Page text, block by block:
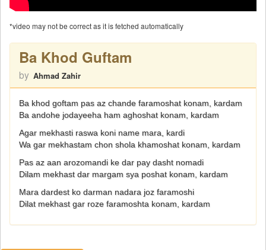
*video may not be correct as it is fetched automatically
Ba Khod Guftam
by Ahmad Zahir
Ba khod goftam pas az chande faramoshat konam, kardam
Ba andohe jodayeeha ham aghoshat konam, kardam
Agar mekhasti raswa koni name mara, kardi
Wa gar mekhastam chon shola khamoshat konam, kardam
Pas az aan arozomandi ke dar pay dasht nomadi
Dilam mekhast dar margam sya poshat konam, kardam
Mara dardest ko darman nadara joz faramoshi
Dilat mekhast gar roze faramoshta konam, kardam